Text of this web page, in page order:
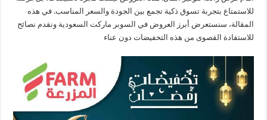
للاستمتاع بتجربة تسوق ذكية تجمع بين الجودة والسعر المناسب. في هذه
المقالة، سنستعرض أبرز العروض في السوبر ماركت السعودية ونقدم نصائح
للاستفادة القصوى من هذه التخفيضات دون عناء